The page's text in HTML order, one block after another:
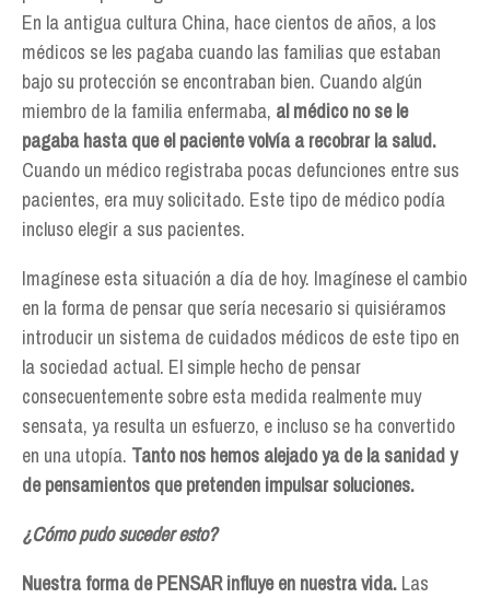
En la antigua cultura China, hace cientos de años, a los
médicos se les pagaba cuando las familias que estaban
bajo su protección se encontraban bien. Cuando algún
miembro de la familia enfermaba, al médico no se le
pagaba hasta que el paciente volvía a recobrar la salud.
Cuando un médico registraba pocas defunciones entre sus
pacientes, era muy solicitado. Este tipo de médico podía
incluso elegir a sus pacientes.
Imagínese esta situación a día de hoy. Imagínese el cambio
en la forma de pensar que sería necesario si quisiéramos
introducir un sistema de cuidados médicos de este tipo en
la sociedad actual. El simple hecho de pensar
consecuentemente sobre esta medida realmente muy
sensata, ya resulta un esfuerzo, e incluso se ha convertido
en una utopía. Tanto nos hemos alejado ya de la sanidad y
de pensamientos que pretenden impulsar soluciones.
¿Cómo pudo suceder esto?
Nuestra forma de PENSAR influye en nuestra vida. Las